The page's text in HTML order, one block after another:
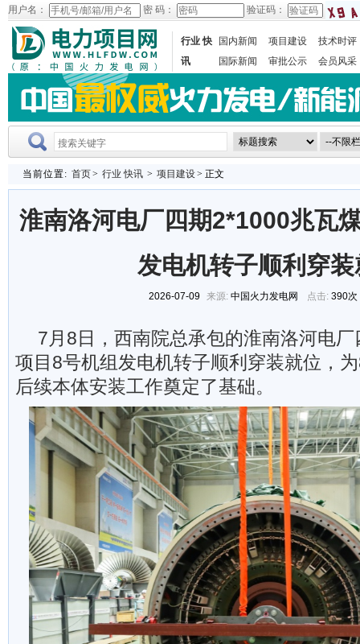
用户名： 密 码： 验证码：
行业 快
讯
国内新闻 项目建设
技术时评
国际新闻
审批公示 会员风采
当前位置: 首页> 行业 快讯 > 项目建设> 正文
淮南洛河电厂四期2*1000兆瓦
发电机转子顺利穿
2026-07-09 来源: 中国火力发电网 点击: 390次
7月8日，西南院总承包的淮南洛河电
项目8号机组发电机转子顺利穿装就位，
后续本体安装工作奠定了基础。